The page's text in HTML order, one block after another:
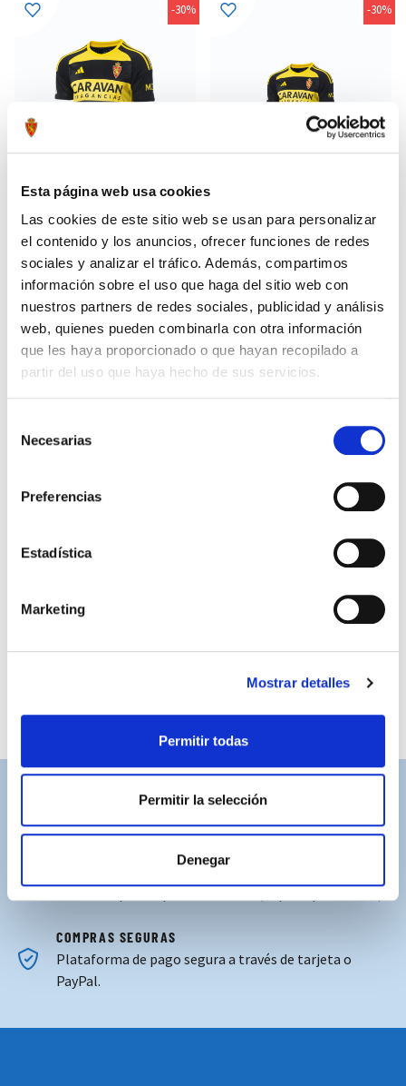
Esta página web usa cookies
Las cookies de este sitio web se usan para personalizar
el contenido y los anuncios, ofrecer funciones de redes
sociales y analizar el tráfico. Además, compartimos
información sobre el uso que haga del sitio web con
nuestros partners de redes sociales, publicidad y análisis
web, quienes pueden combinarla con otra información
que les haya proporcionado o que hayan recopilado a
partir del uso que haya hecho de sus servicios.
Necesarias
Preferencias
Estadística
Marketing
Mostrar detalles
Permitir todas
Permitir la selección
Denegar
-30%
CAMISETA AWAY AVISPA
ADULTO 23/24
55,97 €
-30%
INFANTIL 23/24
48,97 €
ADULTO 23/24
ASISTENCIA PERSONALIZADA
Contacta con nosotros para solucionar cualquier duda.
ENVÍOS GRATUITOS
Por compras superiores a 100€ (España peninsular)
COMPRAS SEGURAS
Plataforma de pago segura a través de tarjeta o
PayPal.